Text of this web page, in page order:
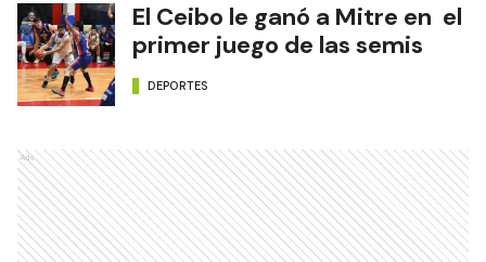
El Ceibo le ganó a Mitre en el
primer juego de las semis
DEPORTES
Ads